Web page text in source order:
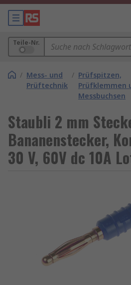
Teile-Nr.
/ Mess- und
Prüftechnik
/ Prüfspitzen,
Prüfklemmen
Messbuchsen
Staubli 2 mm
Bananenstecker,
30 V, 60V dc 10A